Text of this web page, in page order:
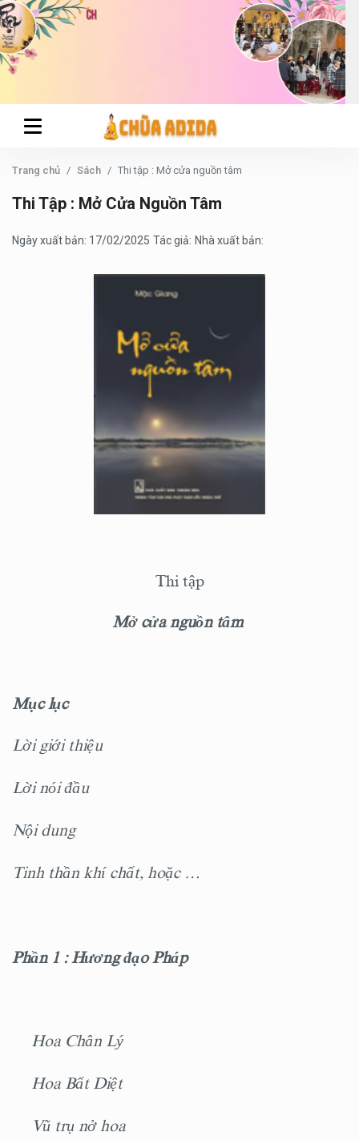
Trang chủ Sách Thi tập : Mở cửa nguồn tâm
Thi Tập : Mở Cửa Nguồn Tâm
Ngày xuất bản: 17/02/2025 Tác giả: Nhà xuất bản:
Thi tập
Mở cửa nguồn tâm
Mục lục
Lời giới thiệu
Lời nói đầu
Nội dung
Tinh thần khí chất, hoặc …
Phần 1 : Hương đạo Pháp
Hoa Chân Lý
Hoa Bất Diệt
Vũ trụ nở hoa